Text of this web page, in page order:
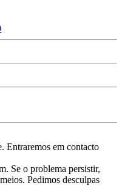
Entraremos em contacto
Se o problema persistir,
Pedimos desculpas